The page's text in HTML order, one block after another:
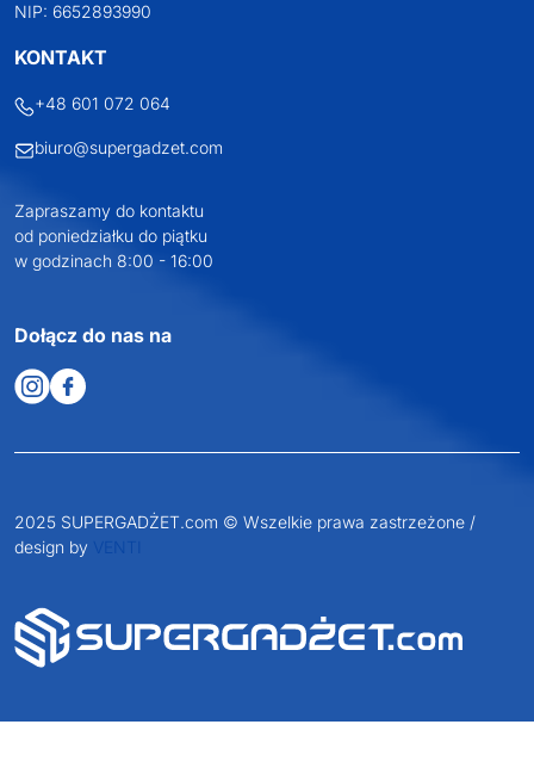
NIP: 6652893990
KONTAKT
+48 601 072 064
biuro@supergadzet.com
Zapraszamy do kontaktu
od poniedziałku do piątku
w godzinach 8:00 - 16:00
Dołącz do nas na
2025 SUPERGADŻET.com © Wszelkie prawa zastrzeżone /
design by VENTI